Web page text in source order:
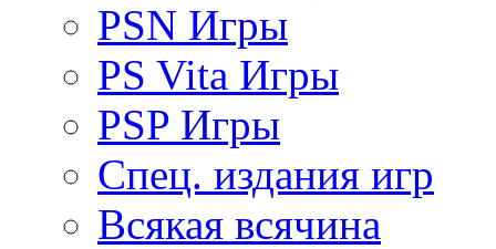
PSN Игры
PS Vita Игры
PSP Игры
Спец. издания игр
Всякая всячина